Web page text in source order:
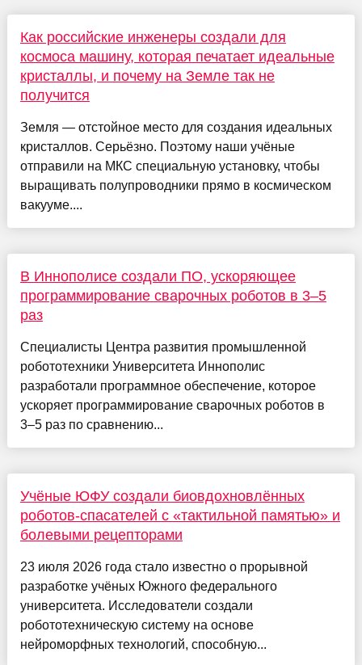
Как российские инженеры создали для
космоса машину, которая печатает идеальные
кристаллы, и почему на Земле так не
получится
Земля — отстойное место для создания идеальных
кристаллов. Серьёзно. Поэтому наши учёные
отправили на МКС специальную установку, чтобы
выращивать полупроводники прямо в космическом
вакууме....
В Иннополисе создали ПО, ускоряющее
программирование сварочных роботов в 3–5
раз
Специалисты Центра развития промышленной
робототехники Университета Иннополис
разработали программное обеспечение, которое
ускоряет программирование сварочных роботов в
3–5 раз по сравнению...
Учёные ЮФУ создали биовдохновлённых
роботов-спасателей с «тактильной памятью» и
болевыми рецепторами
23 июля 2026 года стало известно о прорывной
разработке учёных Южного федерального
университета. Исследователи создали
робототехническую систему на основе
нейроморфных технологий, способную...